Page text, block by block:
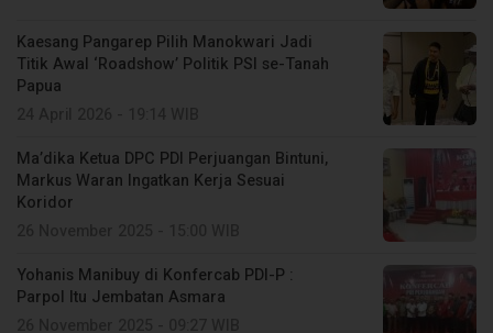
Kaesang Pangarep Pilih Manokwari Jadi
Titik Awal ‘Roadshow’ Politik PSI se-Tanah
Papua
Ma’dika Ketua DPC PDI Perjuangan Bintuni,
Markus Waran Ingatkan Kerja Sesuai
Koridor
Yohanis Manibuy di Konfercab PDI-P :
Parpol Itu Jembatan Asmara